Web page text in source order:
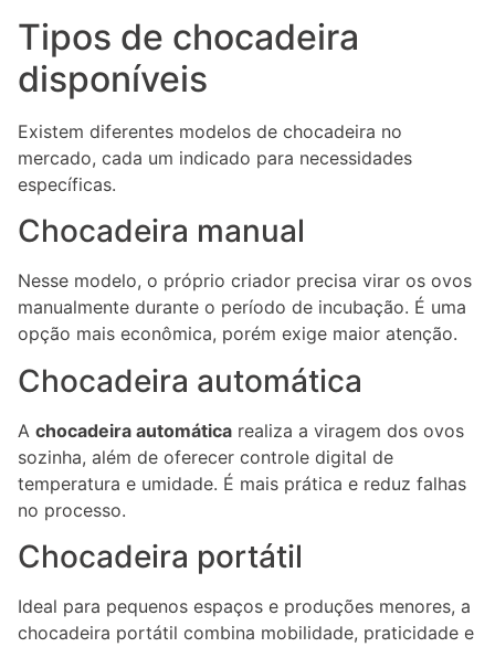
Tipos de chocadeira
disponíveis
Existem diferentes modelos de chocadeira no
mercado, cada um indicado para necessidades
específicas.
Chocadeira manual
Nesse modelo, o próprio criador precisa virar os ovos
manualmente durante o período de incubação. É uma
opção mais econômica, porém exige maior atenção.
Chocadeira automática
A chocadeira automática realiza a viragem dos ovos
sozinha, além de oferecer controle digital de
temperatura e umidade. É mais prática e reduz falhas
no processo.
Chocadeira portátil
Ideal para pequenos espaços e produções menores, a
chocadeira portátil combina mobilidade, praticidade e